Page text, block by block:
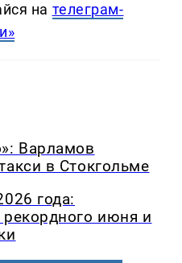
на телеграм-
Варламов
в Стокгольме
года:
июня и